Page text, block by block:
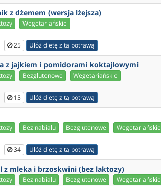
z dżemem (wersja lżejsza)
Wegetariańskie
25 Ułóż dietę z tą potrawą
z jajkiem i pomidorami koktajlowymi
Bezglutenowe Wegetariańskie
15 Ułóż dietę z tą potrawą
Bez nabiału Bezglutenowe Wegetariańskie
34 Ułóż dietę z tą potrawą
z mleka i brzoskwini (bez laktozy)
Bez nabiału Bezglutenowe Wegetariańskie